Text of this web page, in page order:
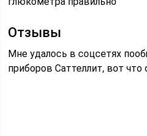
Отзывы
Мне удалось в соцсетях
приборов Саттеллит, вот что